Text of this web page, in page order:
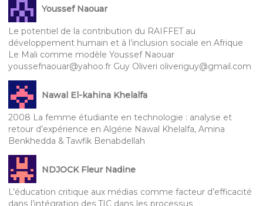
Youssef Naouar
Le potentiel de la contribution du RAIFFET au
développement humain et à l’inclusion sociale en Afrique
Le Mali comme modèle Youssef Naouar
youssefnaouar@yahoo.fr Guy Oliveri oliveriguy@gmail.com
Nawal El-kahina Khelalfa
2008 La femme étudiante en technologie : analyse et
retour d’expérience en Algérie Nawal Khelalfa, Amina
Benkhedda & Tawfik Benabdellah
NDJOCK Fleur Nadine
L’éducation critique aux médias comme facteur d’efficacité
dans l’intégration des TIC dans les processus